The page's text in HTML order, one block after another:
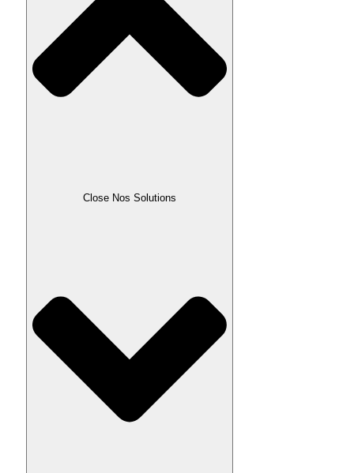
Close Nos Solutions